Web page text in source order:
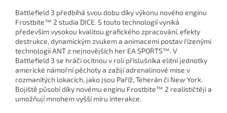
Battlefield 3 předbíhá svou dobu díky výkonu nového enginu
Frostbite™ 2 studia DICE. S touto technologií vyniká
především vysokou kvalitou grafického zpracování, efekty
destrukce, dynamickým zvukem a animacemi postav řízenými
technologií ANT z nejnovějších her EA SPORTS™. V
Battlefield 3 se hráči ocitnou v roli příslušníka elitní jednotky
americké námořní pěchoty a zažijí adrenalinové mise v
rozmanitých lokacích, jako jsou Paříž, Teherán či New York.
Bojiště působí díky novému enginu Frostbite™ 2 realističtěji a
umožňují mnohem vyšší míru interakce.